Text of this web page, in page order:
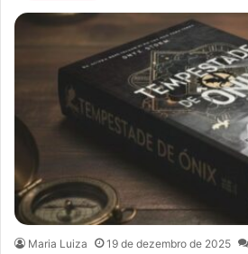
Maria Luiza 19 de dezembro de 2025